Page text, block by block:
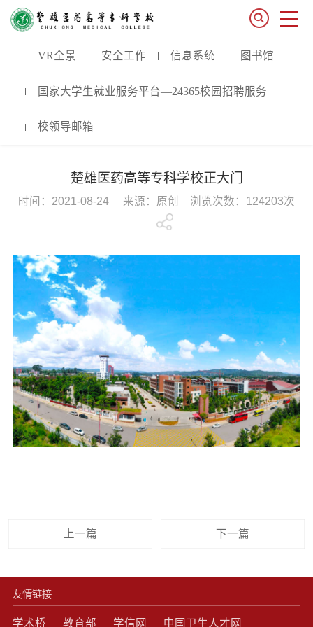
VR全景 安全工作 信息系统 图书馆
国家大学生就业服务平台—24365校园招聘服务
校领导邮箱
楚雄医药高等专科学校正大门
时间：2021-08-24 来源：原创 浏览次数：124203次
上一篇 下一篇
友情链接
学术桥 教育部 学信网 中国卫生人才网